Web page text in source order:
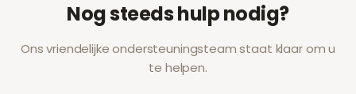
Nog steeds hulp nodig?
Ons vriendelijke ondersteuningsteam staat klaar om u
te helpen.